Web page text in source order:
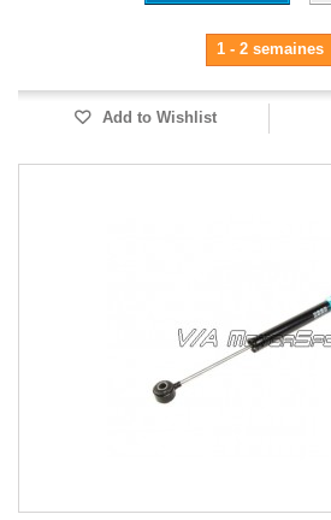
1 - 2 semaines
Add to Wishlist